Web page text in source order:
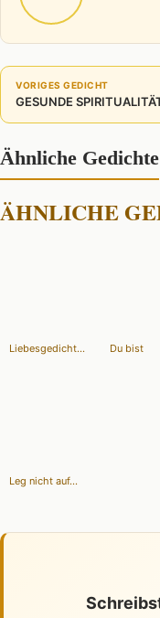
VORIGES GEDICHT
GESUNDE
Ähnliche Gedichte
ÄHNLICHE
Liebesgedicht... Du bist
Leg nicht auf...